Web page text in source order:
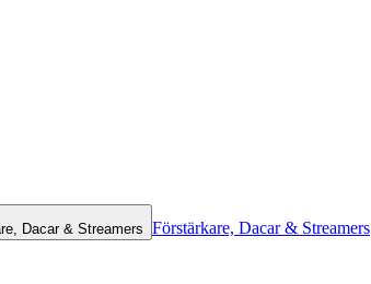
Dacar & Streamers Förstärkare, Dacar & Streamers